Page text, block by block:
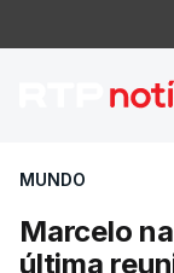
MUNDO
Marcelo
última